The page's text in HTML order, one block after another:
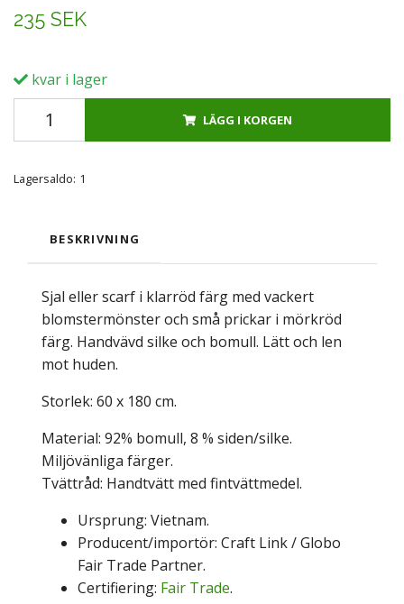
235 SEK
kvar i lager
LÄGG I KORGEN
Lagersaldo: 1
BESKRIVNING
Sjal eller scarf i klarröd färg med vackert
blomstermönster och små prickar i mörkröd
färg. Handvävd silke och bomull. Lätt och len
mot huden.
Storlek: 60 x 180 cm.
Material: 92% bomull, 8 % siden/silke.
Miljövänliga färger.
Tvättråd: Handtvätt med fintvättmedel.
Ursprung: Vietnam.
Producent/importör: Craft Link / Globo
Fair Trade Partner.
Certifiering: Fair Trade.